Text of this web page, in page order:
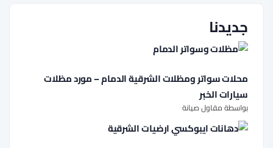
جديدنا
محلات سواتر ومظلات الشرقية الدمام – مورد مظلات
سيارات الخبر
بواسطة مقاول صيانة